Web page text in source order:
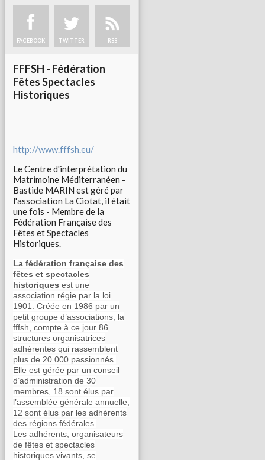
FACEBOOK TWITTER RSS
FFFSH - Fédération
Fêtes Spectacles
Historiques
http://www.fffsh.eu/
Le Centre d'interprétation du
Matrimoine Méditerranéen -
Bastide MARIN est géré par
l'association La Ciotat, il était
une fois - Membre de la
Fédération Française des
Fêtes et Spectacles
Historiques.
La fédération française des
fêtes et spectacles
historiques est une
association régie par la loi
1901. Créée en 1986 par un
petit groupe d’associations, la
fffsh, compte à ce jour 86
structures organisatrices
adhérentes qui rassemblent
plus de 20 000 passionnés.
Elle est gérée par un conseil
d’administration de 30
membres, 18 sont élus par
l’assemblée générale annuelle,
12 sont élus par les adhérents
des régions fédérales.
Les adhérents, organisateurs
de fêtes et spectacles
historiques vivants, se